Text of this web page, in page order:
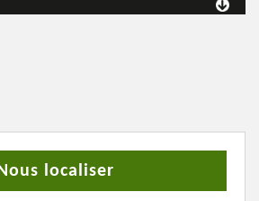
localiser